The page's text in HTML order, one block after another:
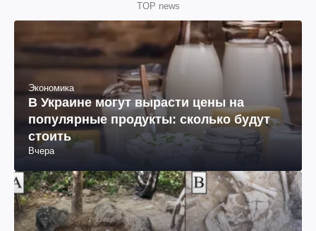
TOP news
Экономика
В Украине могут вырасти цены на
популярные продукты: сколько будут
стоить
Вчера